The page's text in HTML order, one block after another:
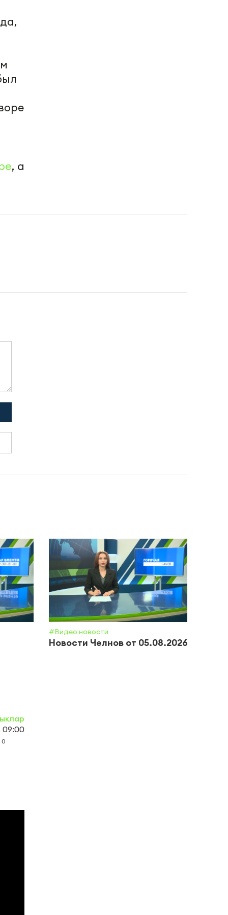
, а
#Видео новости
Новости Челнов от 05.08.2026
0